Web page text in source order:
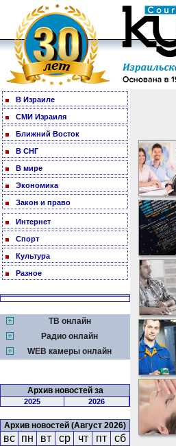
В Израиле
СМИ Израиля
Ближний Восток
В СНГ
В мире
Экономика
Закон и право
Интернет
Спорт
Культура
Разное
ТВ онлайн
Радио онлайн
WEB камеры онлайн
Архив новостей за
2025 2026
Архив новостей (Август 2026)
вс пн вт ср чт пт сб